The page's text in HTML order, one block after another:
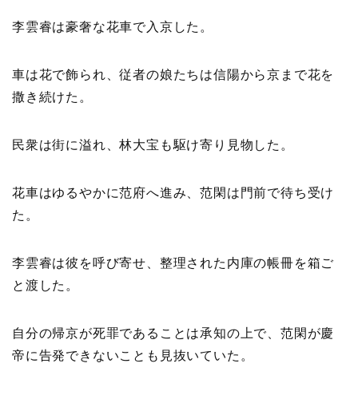
李雲睿は豪奢な花車で入京した。
車は花で飾られ、従者の娘たちは信陽から京まで花を
撒き続けた。
民衆は街に溢れ、林大宝も駆け寄り見物した。
花車はゆるやかに范府へ進み、范閑は門前で待ち受け
た。
李雲睿は彼を呼び寄せ、整理された内庫の帳冊を箱ご
と渡した。
自分の帰京が死罪であることは承知の上で、范閑が慶
帝に告発できないことも見抜いていた。